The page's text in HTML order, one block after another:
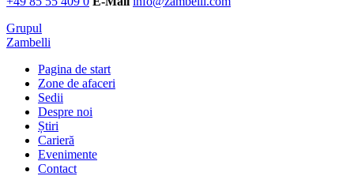
Grupul
Zambelli
Pagina de start
Zone de afaceri
Sedii
Despre noi
Știri
Carieră
Evenimente
Contact